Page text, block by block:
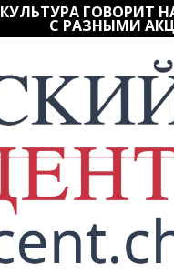
КУЛЬТУРА ГОВОРИТ
С РАЗНЫМИ